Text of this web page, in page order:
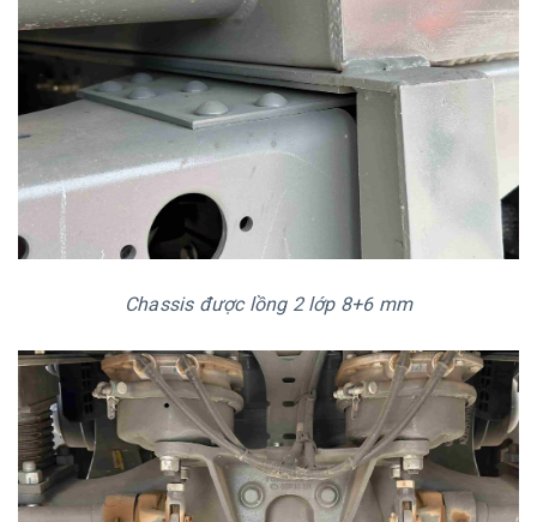
Chassis được lồng 2 lớp 8+6 mm